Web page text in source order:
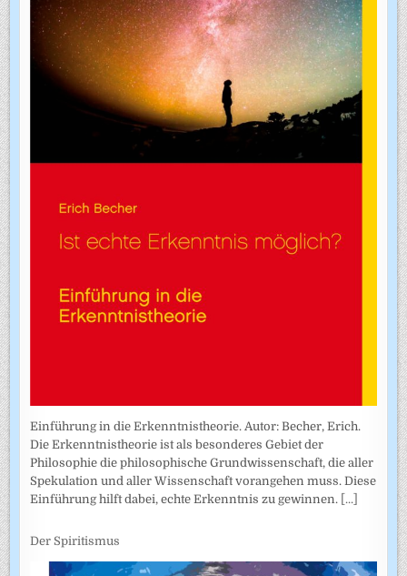
Einführung in die Erkenntnistheorie. Autor: Becher, Erich.
Die Erkenntnistheorie ist als besonderes Gebiet der
Philosophie die philosophische Grundwissenschaft, die aller
Spekulation und aller Wissenschaft vorangehen muss. Diese
Einführung hilft dabei, echte Erkenntnis zu gewinnen. [...]
Der Spiritismus